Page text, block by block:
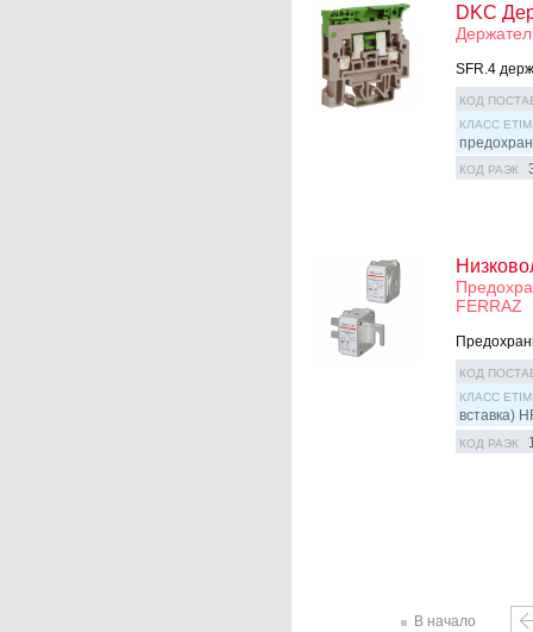
DKC
SFR.4
КОД
КЛАСС ETIM
КОД РАЭК
FERRAZ
КОД
КЛАСС ETIM
вставка)
КОД РАЭК
В начало